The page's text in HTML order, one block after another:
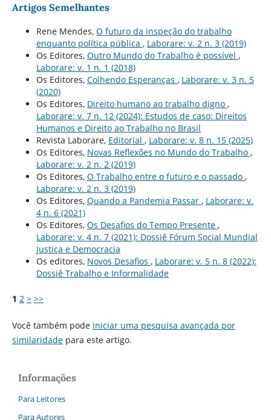
Artigos Semelhantes
Rene Mendes, O futuro da inspeção do trabalho
enquanto polí­tica pública , Laborare: v. 2 n. 3 (2019)
Os Editores, Outro Mundo do Trabalho é possí­vel ,
Laborare: v. 1 n. 1 (2018)
Os Editores, Colhendo Esperanças , Laborare: v. 3 n. 5
(2020)
Os Editores, Direito humano ao trabalho digno ,
Laborare: v. 7 n. 12 (2024): Estudos de caso: Direitos
Humanos e Direito ao Trabalho no Brasil
Revista Laborare, Editorial , Laborare: v. 8 n. 15 (2025)
Os Editores, Novas Reflexões no Mundo do Trabalho ,
Laborare: v. 2 n. 2 (2019)
Os Editores, O Trabalho entre o futuro e o passado ,
Laborare: v. 2 n. 3 (2019)
Os Editores, Quando a Pandemia Passar , Laborare: v.
4 n. 6 (2021)
Os Editores, Os Desafios do Tempo Presente ,
Laborare: v. 4 n. 7 (2021): Dossiê Fórum Social Mundial
Justiça e Democracia
Os editores, Novos Desafios , Laborare: v. 5 n. 8 (2022):
Dossiê Trabalho e Informalidade
1 2 > >>
Você também pode iniciar uma pesquisa avançada por
similaridadepara este artigo.
Informações
Para Leitores
Para Autores